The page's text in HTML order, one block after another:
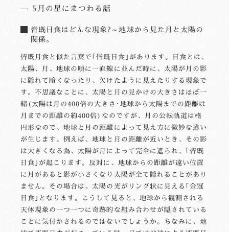
5月の星にまつわる話
皆既日食はどんな現象?～地球から見た月と太陽の
関係。
皆既月食と似た言葉で｢皆既日食｣があります。日食とは、
太陽、月、地球の順に一直線に並んだ時に、太陽が月の影
に隠れて暗くなったり、欠けたように見えたりする現象で
す。不思議なことに、太陽と月の見かけの大きさはほぼ一
緒(太陽は月の400倍の大きさ･地球から太陽までの距離は
月までの距離の約400倍)なのですが、月の公転軌道は楕
円形なので、地球と月の距離によって見え方に微妙な違い
が生じます。例えば、地球と月の距離が近いとき、その影
は大きくなる為、太陽が月によって完全に遮られ、｢皆既
日食｣が起こります。反対に、地球からの距離が遠い位置
に月があると影が小さくなり太陽が全て隠れることがあり
ません。その場合は、太陽の光がリング状に見える｢金冠
日食｣となります。こうして見ると、地球から観測される
天体現象の一つ一つに奇跡的な組み合わせが隠されている
ことに気付かされるのではないでしょうか。ちなみに、地